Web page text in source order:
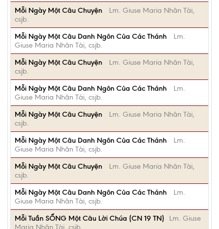
Mỗi Ngày Một Câu Chuyện
Lm. Giuse Maria Nhân Tài,
csjb.
Mỗi Ngày Một Câu Danh Ngôn Của Các Thánh
Lm.
Giuse Maria Nhân Tài, csjb.
Mỗi Ngày Một Câu Chuyện
Lm. Giuse Maria Nhân Tài,
csjb.
Mỗi Ngày Một Câu Danh Ngôn Của Các Thánh
Lm.
Giuse Maria Nhân Tài, csjb.
Mỗi Ngày Một Câu Chuyện
Lm. Giuse Maria Nhân Tài,
csjb.
Mỗi Ngày Một Câu Danh Ngôn Của Các Thánh
Lm.
Giuse Maria Nhân Tài, csjb.
Mỗi Ngày Một Câu Chuyện
Lm. Giuse Maria Nhân Tài,
csjb.
Mỗi Ngày Một Câu Danh Ngôn Của Các Thánh
Lm.
Giuse Maria Nhân Tài, csjb.
Mỗi Tuần SỐNG Một Câu Lời Chúa (CN 19 TN)
Lm. Giuse
Maria Nhân Tài, csjb.